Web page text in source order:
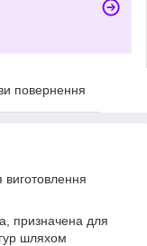
повернення
виготовлення
призначена для
шляхом